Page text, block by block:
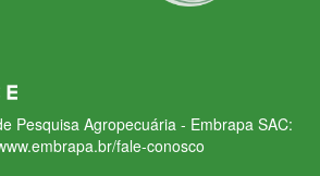
Pesquisa Agropecuária - Embrapa SAC:
fale-conosco